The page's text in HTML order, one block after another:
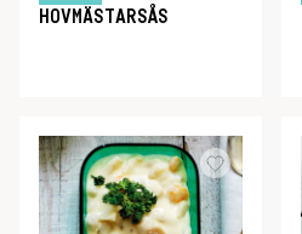
HOVMÄSTARSÅS